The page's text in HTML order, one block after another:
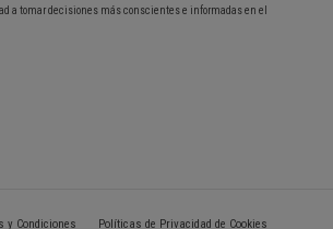
a tomar decisiones más conscientes e informadas en el
y Condiciones Políticas de Privacidad de Cookies